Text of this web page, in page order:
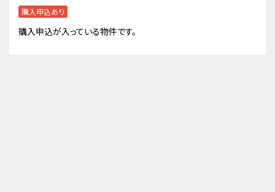
購入申込あり
購入申込が入っている物件です。